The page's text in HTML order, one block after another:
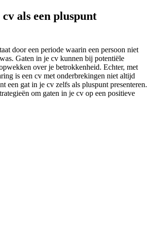
als een pluspunt
door een periode waarin een persoon niet
Gaten in je cv kunnen bij potentiële
over je betrokkenheid. Echter, met
is een cv met onderbrekingen niet altijd
een gat in je cv zelfs als pluspunt presenteren.
om gaten in je cv op een positieve